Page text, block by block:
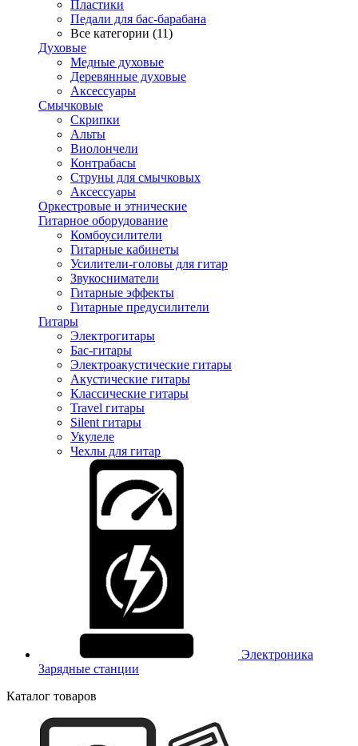
Пластики
Педали для бас-барабана
Все категории (11)
Духовые
Медные духовые
Деревянные духовые
Аксессуары
Смычковые
Скрипки
Альты
Виолончели
Контрабасы
Струны для смычковых
Аксеcсуары
Оркестровые и этнические
Гитарное оборудование
Комбоусилители
Гитарные кабинеты
Усилители-головы для гитар
Звукосниматели
Гитарные эффекты
Гитарные предусилители
Гитары
Электрогитары
Бас-гитары
Электроакустические гитары
Акустические гитары
Классические гитары
Travel гитары
Silent гитары
Укулеле
Чехлы для гитар
Электроника
Зарядные станции
Каталог товаров